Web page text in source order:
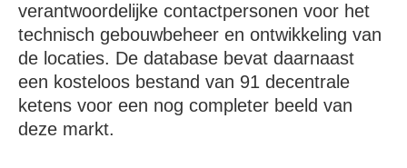
verantwoordelijke contactpersonen voor het
technisch gebouwbeheer en ontwikkeling van
de locaties. De database bevat daarnaast
een kosteloos bestand van 91 decentrale
ketens voor een nog completer beeld van
deze markt.